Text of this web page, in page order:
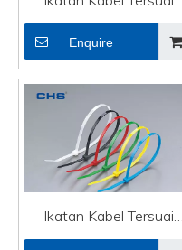
Dilindungi Uv untuk
Lampu Rentetan
Enquire
Ikatan Kabel Tersuai
Dilindungi Uv untuk Kabel